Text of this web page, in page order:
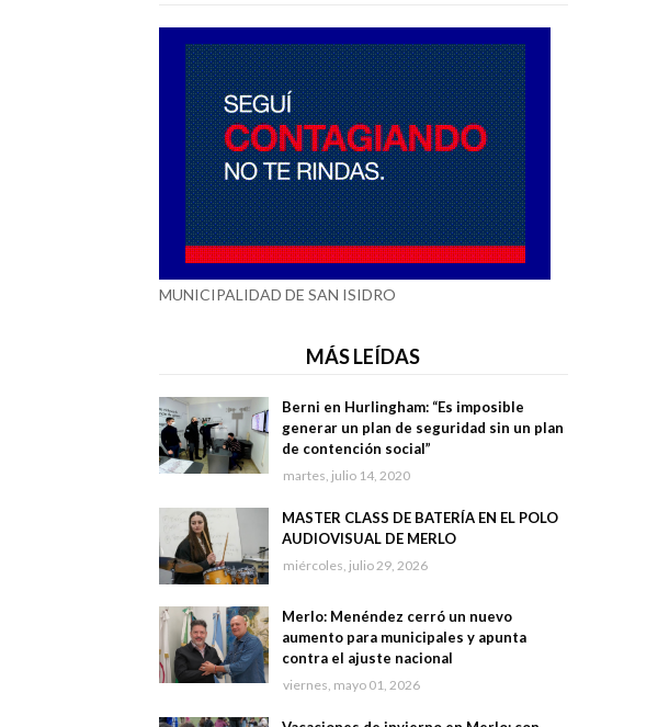
MUNICIPALIDAD DE SAN ISIDRO
MÁS LEÍDAS
Berni en Hurlingham: “Es imposible
generar un plan de seguridad sin un plan
de contención social”
martes, julio 14, 2020
MASTER CLASS DE BATERÍA EN EL POLO
AUDIOVISUAL DE MERLO
miércoles, julio 29, 2026
Merlo: Menéndez cerró un nuevo
aumento para municipales y apunta
contra el ajuste nacional
viernes, mayo 01, 2026